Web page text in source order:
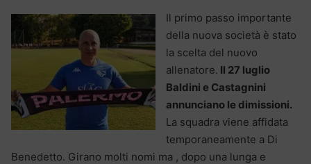
Il primo passo importante
della nuova società è stato
la scelta del nuovo
allenatore. Il 27 luglio
Baldini e Castagnini
annunciano le dimissioni.
La squadra viene affidata
temporaneamente a Di
Benedetto. Girano molti nomi ma , dopo una lunga e